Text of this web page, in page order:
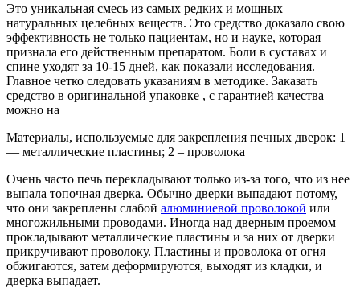
Это уникальная смесь из самых редких и мощных
натуральных целебных веществ. Это средство доказало свою
эффективность не только пациентам, но и науке, которая
признала его действенным препаратом. Боли в суставах и
спине уходят за 10-15 дней, как показали исследования.
Главное четко следовать указаниям в методике. Заказать
средство в оригинальной упаковке , с гарантией качества
можно на
Материалы, используемые для закрепления печных дверок: 1
— металлические пластины; 2 – проволока
Очень часто печь перекладывают только из-за того, что из нее
выпала топочная дверка. Обычно дверки выпадают потому,
что они закреплены слабой алюминиевой проволокой или
многожильными проводами. Иногда над дверным проемом
прокладывают металлические пластины и за них от дверки
прикручивают проволоку. Пластины и проволока от огня
обжигаются, затем деформируются, выходят из кладки, и
дверка выпадает.